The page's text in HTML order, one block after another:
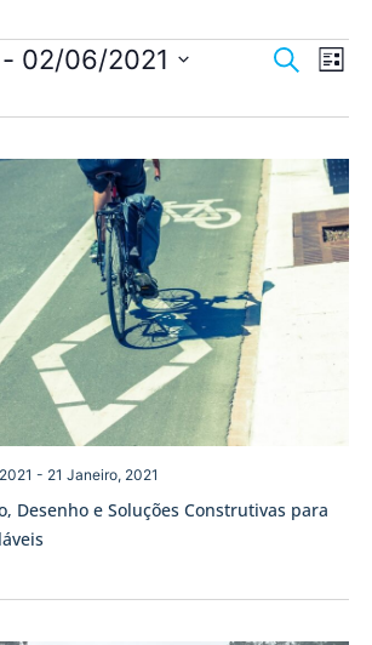
de
e
de
Pesquisar
de
Lista
- 02/06/2021
Desenho e Soluções Construtivas para
- 21 Janeiro, 2021